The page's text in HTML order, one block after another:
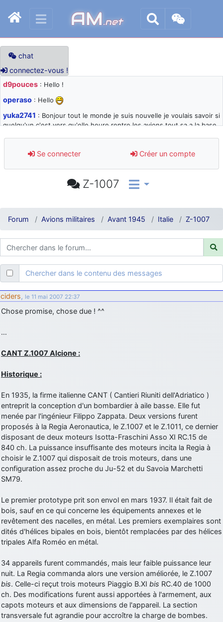
AM.net
chat
connectez-vous !
d9pouces : Hello !
operaso : Hello
yuka2741 : Bonjour tout le monde je suis nouvelle je voulais savoir si
quelqu'un c'est vers qu'elle heure rentre les avions tout sa a la base
d9pouces: désolé pour les quelques blocages du site ces derniers
jours : je teste des méthodes contre le spam et les bots trop nocifs
: Super, la nouvelle bannière
comprendre
d9pouces: ouakamois > si tu parles du sujet sur l'Armée de l'Air,
bien sûr que oui !
je suis un avion@,._,+: Bonjour je viens d'arriver il y a quelques
moi et quelques avions n'ont pas les mêmes noms qu'aujourd'hui
ouakamois: Bonjourà toutes et à tous.en espérantque ces
quelques images du Pays Basque vous auront plu ; Agur…
fox_50
au site!
2026 !
little boy
: je vous souhaite un bon réveillon pour cette nouvelle
année!
jericho: Merci D9pouces, à mon tour de souhaiter un Joyeux Noël
et de bonnes fêtes de fin d'année.
d9pouces: Joyeux Noël à tous !
d9pouces
d9pouces : C'est plutôt après le lycée, voire après une prépa
scientifique, tu as donc encore un peu de temps devant toi
yaellerigolow : bonjour a tous je suis un élève de première
passionnée par l'aviation militaire , pourrais je savoir que faire après
le lycée pour s'orienter et pouvoir devenir officier de l'armée de l'air?
d9pouces: lesquels, par exemple ?
mahmoud: bonsoir, très instructif ce site .mais nous aimerions avoir
les photo des anciens appareils de l'armée de l'air de la haute -volta
d9pouces: Ça me casse quand même bien les pieds, j’avoue
jericho: Pour moi tout est à nouveau OK dirait-on… Merci à toi.
Se connecter Créer un compte
Z-1007
Forum Avions militaires Avant 1945 Italie Z-1007
Chercher dans le contenu des messages
ciders, le 11 mai 2007 22:37
Chose promise, chose due ! ^^
…
CANT Z.1007 Alcione :
Historique :
En 1935, la firme italienne CANT ( Cantieri Riuniti dell'Adriatico )
entreprit la conception d'un bombardier à aile basse. Elle fut
menée par l'ingénieur Filippo Zappata. Deux versions furent
proposés à la Regia Aeronautica, le Z.1007 et le Z.1011, ce dernier
disposant de deux moteurs Isotta-Fraschini Asso XI RC.15 de
840 ch. La puissance insuffisante des moteurs incita la Regia à
choisir le Z.1007 qui disposait de trois moteurs, dans une
configuration assez proche du Ju-52 et du Savoia Marchetti
SM79.
Le premier prototype prit son envol en mars 1937. Il était fait de
bois, sauf en ce qui concerne les équipements annexes et le
revêtement des nacelles, en métal. Les premiers exemplaires sont
dités d'hélices bipales en bois, bientôt remplacées par des hélices
tripales Alfa Roméo en métal.
34 appareils furent commandés, mais leur faible puissance leur
nuit. La Regia commanda alors une version améliorée, le Z.1007
bis. Celle-ci reçut trois moteurs Piaggio B.XI bis RC.40 de 1000
ch. Des modifications furent aussi apportées à l'armement, aux
capots moteurs et aux dimensions de l'appareil. La section
transversale fut agrandie pour accroître la charge de bombes.